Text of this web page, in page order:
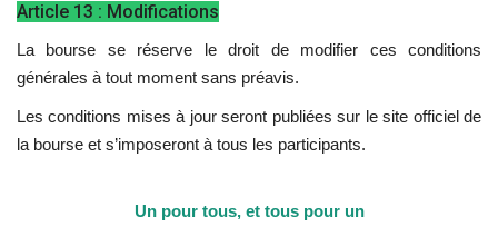
Article 13 : Modifications
La bourse se réserve le droit de modifier ces conditions
générales à tout moment sans préavis.
Les conditions mises à jour seront publiées sur le site officiel de
la bourse et s’imposeront à tous les participants.
Un pour tous, et tous pour un